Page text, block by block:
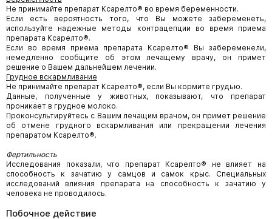
Не принимайте препарат Ксарелто® во время беременности.
Если есть вероятность того, что Вы можете забеременеть,
используйте надежные методы контрацепции во время приема
препарата Ксарелто®.
Если во время приема препарата Ксарелто® Вы забеременели,
немедленно сообщите об этом лечащему врачу, он примет
решение о Вашем дальнейшем лечении.
Грудное вскармливание
Не принимайте препарат Ксарелто®, если Вы кормите грудью.
Данные, полученные у животных, показывают, что препарат
проникает в грудное молоко.
Проконсультируйтесь с Вашим лечащим врачом, он примет решение
об отмене грудного вскармливания или прекращении лечения
препаратом Ксарелто®.
Фертильность
Исследования показали, что препарат Ксарелто® не влияет на
способность к зачатию у самцов и самок крыс. Специальных
исследований влияния препарата на способность к зачатию у
человека не проводилось.
Побочное действие